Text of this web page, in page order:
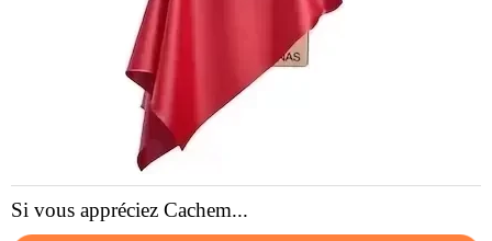
Si vous appréciez Cachem...